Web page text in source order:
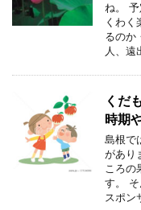
ね。
くわく
るのか
人、遠
くだ
時期
島根で
があり
ころの
す。 そ
スポン